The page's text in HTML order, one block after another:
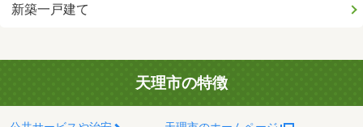
新築一戸建て
天理市の特徴